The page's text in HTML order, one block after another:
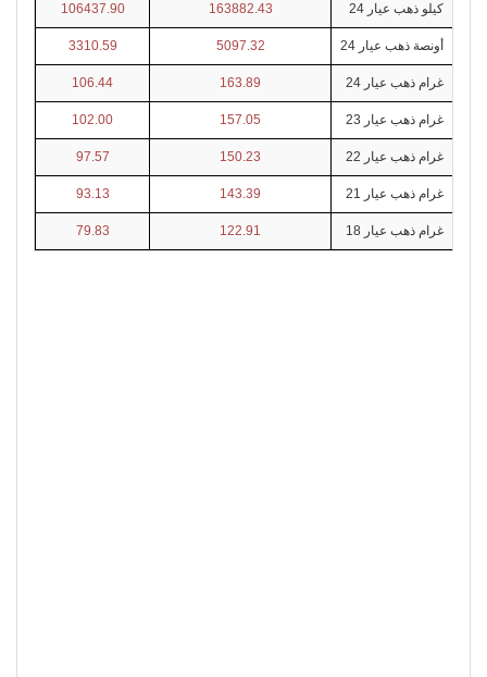
كيلو ذهب عيار 24 163882.43
106437.90
أونصة ذهب عيار 24 5097.32
3310.59
غرام ذهب عيار 24 163.89
106.44
غرام ذهب عيار 23 157.05
102.00
غرام ذهب عيار 22 150.23
97.57
غرام ذهب عيار 21 143.39
93.13
غرام ذهب عيار 18 122.91
79.83